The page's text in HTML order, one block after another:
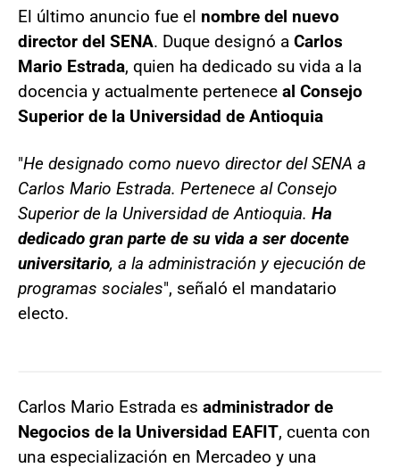
El último anuncio fue el nombre del nuevo
director del SENA. Duque designó a Carlos
Mario Estrada, quien ha dedicado su vida a la
docencia y actualmente pertenece al Consejo
Superior de la Universidad de Antioquia
"He designado como nuevo director del SENA a
Carlos Mario Estrada. Pertenece al Consejo
Superior de la Universidad de Antioquia. Ha
dedicado gran parte de su vida a ser docente
universitario, a la administración y ejecución de
programas sociales", señaló el mandatario
electo.
Carlos Mario Estrada es administrador de
Negocios de la Universidad EAFIT, cuenta con
una especialización en Mercadeo y una